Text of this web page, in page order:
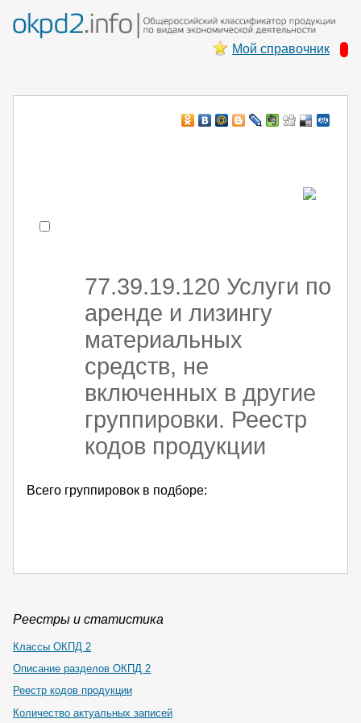
Мой справочник
77.39.19.120 Услуги по
аренде и лизингу
материальных
средств, не
включенных в другие
группировки. Реестр
кодов продукции
Всего группировок в подборе:
Реестры и статистика
Классы ОКПД 2
Описание разделов ОКПД 2
Реестр кодов продукции
Количество актуальных записей